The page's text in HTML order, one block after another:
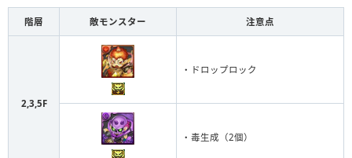
階層 敵モンスター 注意点
2,3,5F
・ドロップロック
・毒生成（2個）